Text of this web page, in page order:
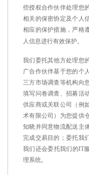
些授权合作伙伴处理您
相关的保密协定及个人
相应的保护措施，严格
人信息进行有效保护。
我们委托其他方处理您
广合作伙伴基于您的个
三方市场调查等机构向
填写问卷调查、招募活
供应商或关联公司（例
术有限公司）为您提供
知晓并同意物流配送主
完成交易目的；委托我
我们还会委托我们的IT
理系统。